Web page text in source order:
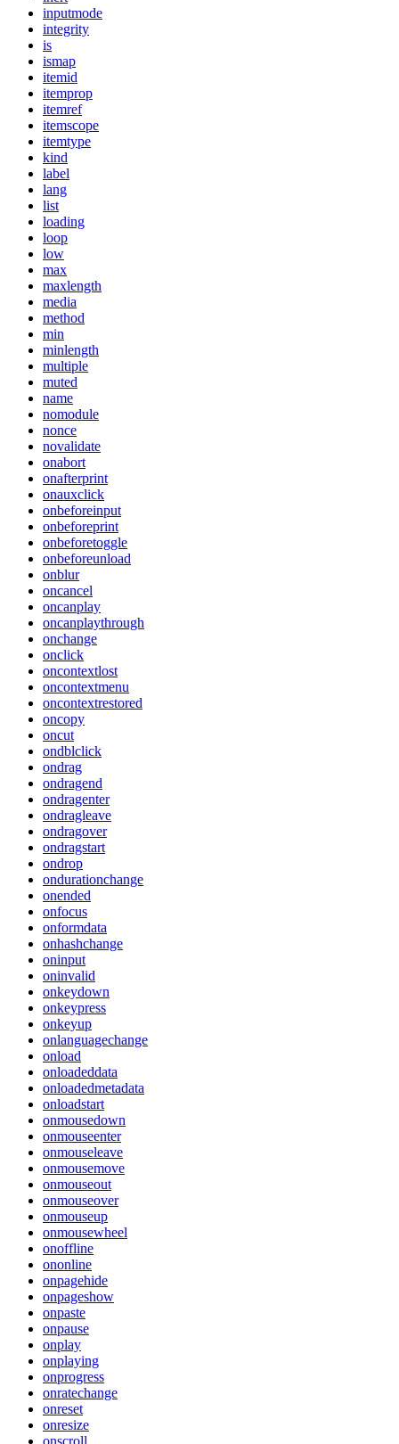
inputmode
integrity
is
ismap
itemid
itemprop
itemref
itemscope
itemtype
kind
label
lang
list
loading
loop
low
max
maxlength
media
method
min
minlength
multiple
muted
name
nomodule
nonce
novalidate
onabort
onafterprint
onauxclick
onbeforeinput
onbeforeprint
onbeforetoggle
onbeforeunload
onblur
oncancel
oncanplay
oncanplaythrough
onchange
onclick
oncontextlost
oncontextmenu
oncontextrestored
oncopy
oncut
ondblclick
ondrag
ondragend
ondragenter
ondragleave
ondragover
ondragstart
ondrop
ondurationchange
onended
onfocus
onformdata
onhashchange
oninput
oninvalid
onkeydown
onkeypress
onkeyup
onlanguagechange
onload
onloadeddata
onloadedmetadata
onloadstart
onmousedown
onmouseenter
onmouseleave
onmousemove
onmouseout
onmouseover
onmouseup
onmousewheel
onoffline
ononline
onpagehide
onpageshow
onpaste
onpause
onplay
onplaying
onprogress
onratechange
onreset
onresize
onscroll